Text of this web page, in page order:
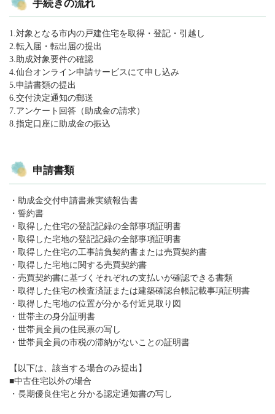
手続きの流れ
1.対象となる市内の戸建住宅を取得・登記・引越し
2.転入届・転出届の提出
3.助成対象要件の確認
4.仙台オンライン申請サービスにて申し込み
5.申請書類の提出
6.交付決定通知の郵送
7.アンケート回答（助成金の請求）
8.指定口座に助成金の振込
申請書類
・助成金交付申請書兼実績報告書
・誓約書
・取得した住宅の登記記録の全部事項証明書
・取得した宅地の登記記録の全部事項証明書
・取得した住宅の工事請負契約書または売買契約書
・取得した宅地に関する売買契約書
・売買契約書に基づくそれぞれの支払いが確認できる書類
・取得した住宅の検査済証または建築確認台帳記載事項証明書
・取得した宅地の位置が分かる付近見取り図
・世帯主の身分証明書
・世帯員全員の住民票の写し
・世帯員全員の市税の滞納がないことの証明書
【以下は、該当する場合のみ提出】
■中古住宅以外の場合
・長期優良住宅と分かる認定通知書の写し